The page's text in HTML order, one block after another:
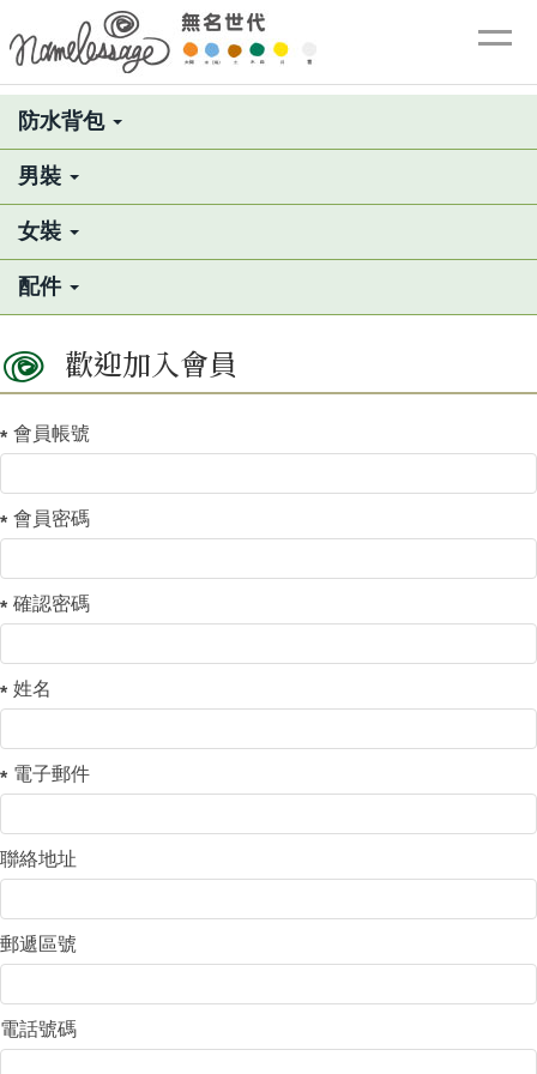
防水背包
男裝
女裝
配件
歡迎加入會員
會員帳號
會員密碼
確認密碼
姓名
電子郵件
聯絡地址
郵遞區號
電話號碼